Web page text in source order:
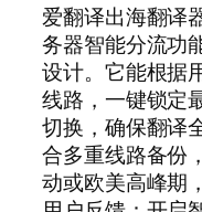
爱翻译出海翻译
务器智能分流功
设计。它能根据
线路，一键锁定
切换，确保翻译
合多重线路备份
动或欧美高峰期